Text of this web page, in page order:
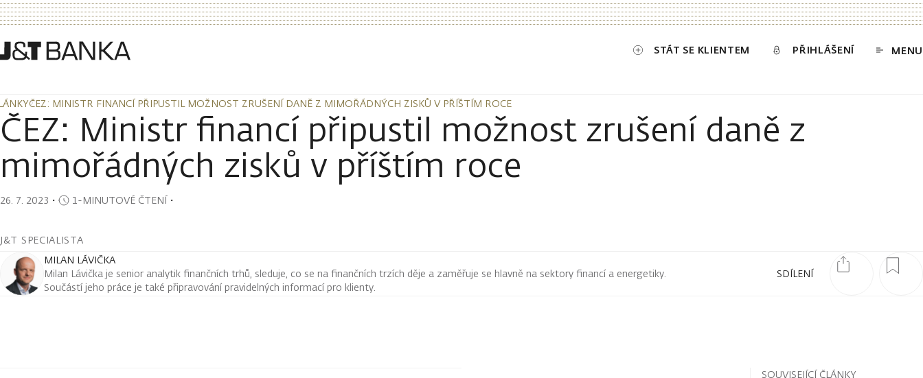
STÁT SE KLIENTEM PŘIHLÁŠENÍ MENU
ČEZ: MINISTR FINANCÍ PŘIPUSTIL MOŽNOST ZRUŠENÍ DANĚ Z MIMOŘÁDNÝCH ZISKŮ V PŘÍŠTÍM ROCE
ČEZ: MINISTR FINANCÍ PŘIPUSTIL MOŽNOST ZRUŠENÍ DANĚ Z MIMOŘÁDNÝCH ZISKŮ V PŘÍŠTÍM ROCE
ČEZ: Ministr financí připustil možnost zrušení daně z
mimořádných zisků v příštím roce
26. 7. 2023 ・ 1-MINUTOVÉ ČTENÍ・
J&T SPECIALISTA
SDÍLENÍ
MILAN LÁVIČKA
Milan Lávička je senior analytik finančních trhů, sleduje, co se na finančních trzích děje a zaměřuje se hlavně na sektory financí a energetiky.
Součástí jeho práce je také připravování pravidelných informací pro klienty.
SOUVISEJÍCÍ ČLÁNKY